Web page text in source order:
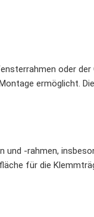
oder
ermöglicht.
und -rahmen,
für die